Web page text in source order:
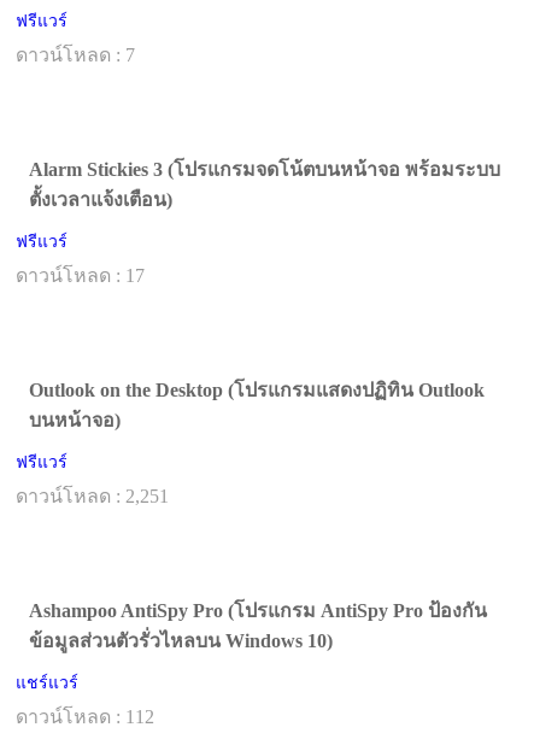
ฟรีแวร์
ดาวน์โหลด : 7
Alarm Stickies 3 (โปรแกรมจดโน้ตบนหน้าจอ พร้อมระบบ
ตั้งเวลาแจ้งเตือน)
ฟรีแวร์
ดาวน์โหลด : 17
Outlook on the Desktop (โปรแกรมแสดงปฏิทิน Outlook
บนหน้าจอ)
ฟรีแวร์
ดาวน์โหลด : 2,251
Ashampoo AntiSpy Pro (โปรแกรม AntiSpy Pro ป้องกัน
ข้อมูลส่วนตัวรั่วไหลบน Windows 10)
แชร์แวร์
ดาวน์โหลด : 112